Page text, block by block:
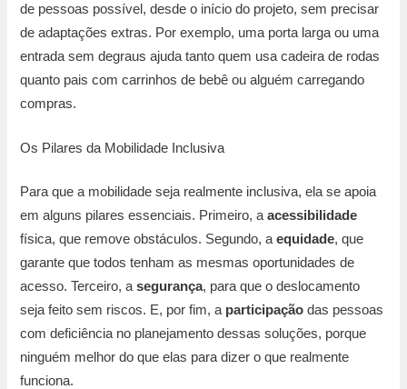
de pessoas possível, desde o início do projeto, sem precisar
de adaptações extras. Por exemplo, uma porta larga ou uma
entrada sem degraus ajuda tanto quem usa cadeira de rodas
quanto pais com carrinhos de bebê ou alguém carregando
compras.
Os Pilares da Mobilidade Inclusiva
Para que a mobilidade seja realmente inclusiva, ela se apoia
em alguns pilares essenciais. Primeiro, aacessibilidade
física, que remove obstáculos. Segundo, aequidade, que
garante que todos tenham as mesmas oportunidades de
acesso. Terceiro, asegurança, para que o deslocamento
seja feito sem riscos. E, por fim, a participação das pessoas
com deficiência no planejamento dessas soluções, porque
ninguém melhor do que elas para dizer o que realmente
funciona.